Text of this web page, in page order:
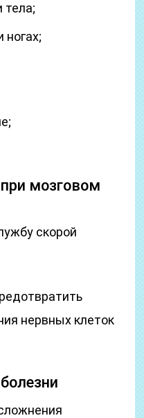
тела;
ногах;
мозговом
скорой
нервных клеток